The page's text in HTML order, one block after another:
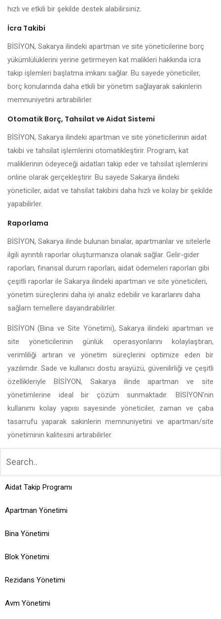
hızlı ve etkili bir şekilde destek alabilirsiniz.
İcra Takibi
BİSİYON, Sakarya ilindeki apartman ve site yöneticilerine borç
yükümlülüklerini yerine getirmeyen kat malikleri hakkında icra
takip işlemleri başlatma imkanı sağlar. Bu sayede yöneticiler,
borç konularında daha etkili bir yönetim sağlayarak sakinlerin
memnuniyetini artırabilirler.
Otomatik Borç, Tahsilat ve Aidat Sistemi
BİSİYON, Sakarya ilindeki apartman ve site yöneticilerinin aidat
takibi ve tahsilat işlemlerini otomatikleştirir. Program, kat
maliklerinin ödeyeceği aidatları takip eder ve tahsilat işlemlerini
online olarak gerçekleştirir. Bu sayede Sakarya ilindeki
yöneticiler, aidat ve tahsilat takibini daha hızlı ve kolay bir şekilde
yapabilirler.
Raporlama
BİSİYON, Sakarya ilinde bulunan binalar, apartmanlar ve sitelerle
ilgili ayrıntılı raporlar oluşturmanıza olanak sağlar. Gelir-gider
raporları, finansal durum raporları, aidat ödemeleri raporları gibi
çeşitli raporlar ile Sakarya ilindeki apartman ve site yöneticileri,
yönetim süreçlerini daha iyi analiz edebilir ve kararlarını daha
sağlam temellere dayandırabilirler.
BİSİYON (Bina ve Site Yönetimi), Sakarya ilindeki apartman ve
site yöneticilerinin günlük operasyonlarını kolaylaştıran,
verimliliği artıran ve yönetim süreçlerini optimize eden bir
yazılımdır. Sade ve kullanıcı dostu arayüzü, güvenilirliği ve çeşitli
özellikleriyle BİSİYON, Sakarya ilinde apartman ve site
yönetimlerine ideal bir çözüm sunmaktadır. BİSİYON'nin
kullanımı kolay yapısı sayesinde yöneticiler, zaman ve çaba
tasarrufu yaparak sakinlerin memnuniyetini ve apartman/site
yönetiminin kalitesini artırabilirler.
Aidat Takip Programı
Apartman Yönetimi
Bina Yönetimi
Blok Yönetimi
Rezidans Yönetimi
Avm Yönetimi